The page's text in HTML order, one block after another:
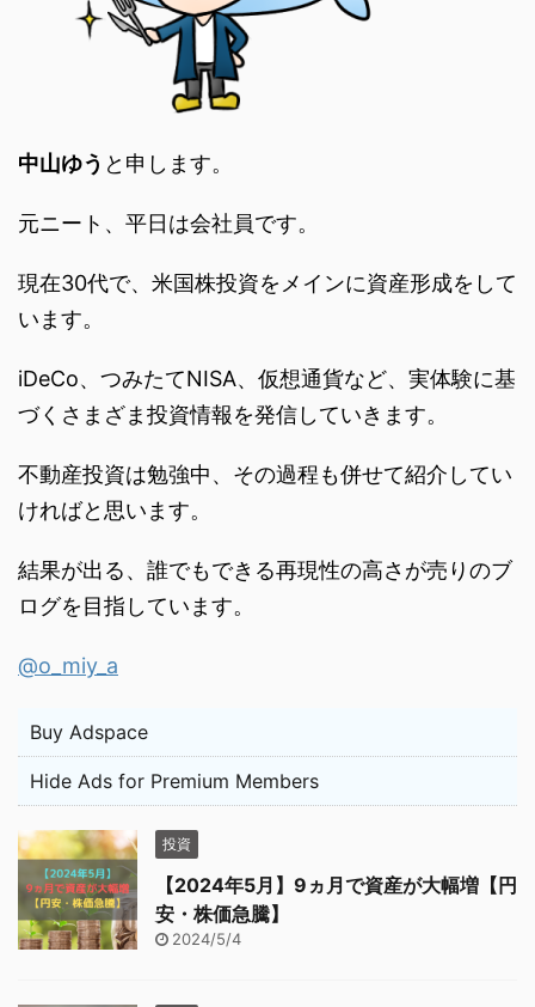
中山ゆう と申します。
元ニート、平日は会社員です。
現在30代で、米国株投資をメインに資産形成をして
います。
iDeCo、つみたてNISA、仮想通貨など、実体験に基
づくさまざま投資情報を発信していきます。
不動産投資は勉強中、その過程も併せて紹介してい
ければと思います。
結果が出る、誰でもできる再現性の高さが売りのブ
ログを目指しています。
@o_miy_a
Buy Adspace
Hide Ads for Premium Members
投資
【2024年5月】9ヵ月で資産が大幅増【円
安・株価急騰】
2024/5/4